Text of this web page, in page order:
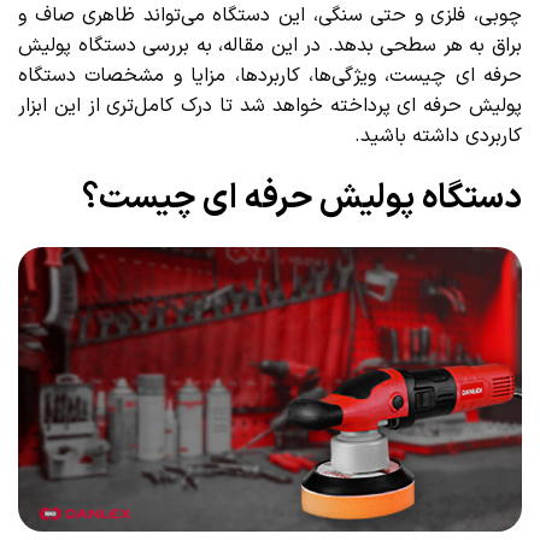
چوبی، فلزی و حتی سنگی، این دستگاه می‌تواند ظاهری صاف و
براق به هر سطحی بدهد. در این مقاله، به بررسی دستگاه پولیش
حرفه ای چیست، ویژگی‌ها، کاربردها، مزایا و مشخصات دستگاه
پولیش حرفه ای پرداخته خواهد شد تا درک کامل‌تری از این ابزار
کاربردی داشته باشید.
دستگاه پولیش حرفه ای چیست؟